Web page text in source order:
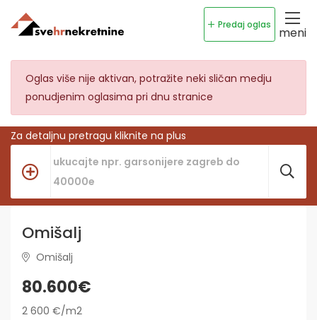
Predaj oglas
meni
Oglas više nije aktivan, potražite neki sličan medju
ponudjenim oglasima pri dnu stranice
Za detaljnu pretragu kliknite na plus
Omišalj
Omišalj
80.600€
2 600 €/m2